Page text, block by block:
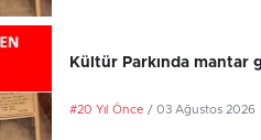
Kültür Parkında mantar
#20 Yıl Önce / 03 Ağustos 2026